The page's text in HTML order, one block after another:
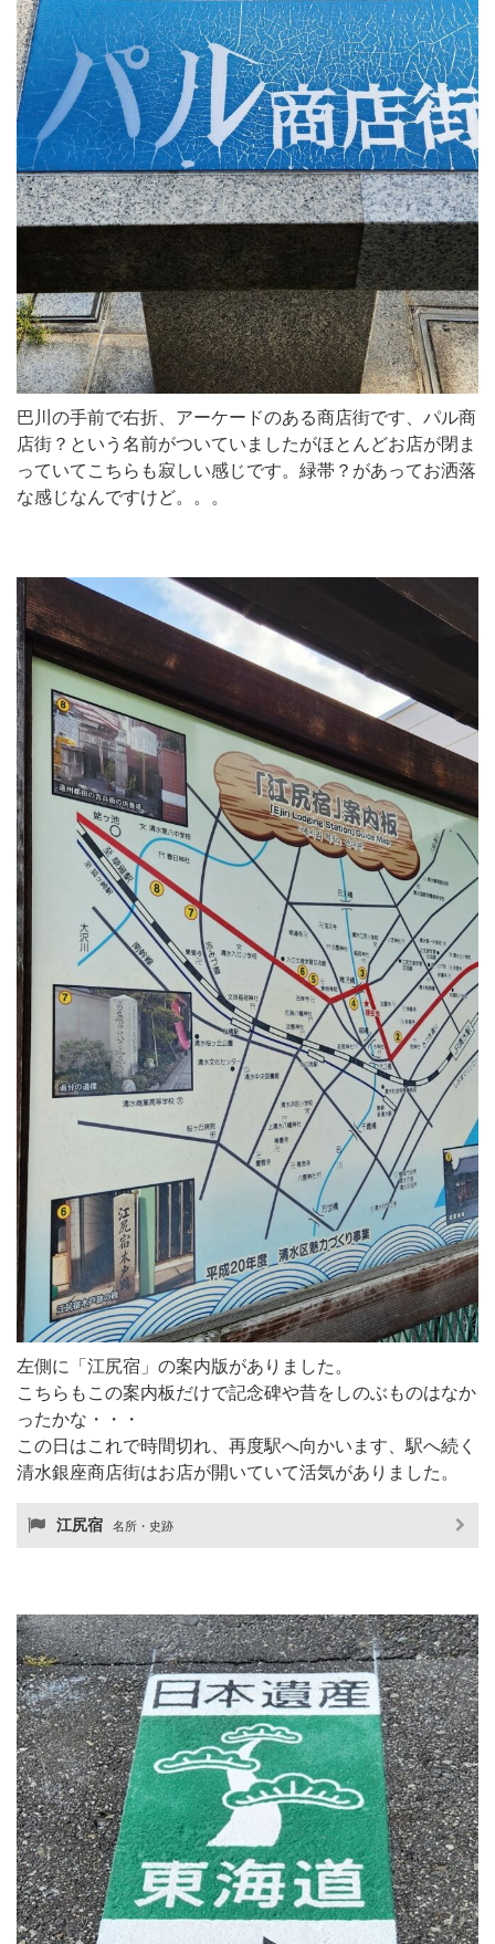
巴川の手前で右折、アーケードのある商店街です、パル商
店街？という名前がついていましたがほとんどお店が閉ま
っていてこちらも寂しい感じです。緑帯？があってお洒落
な感じなんですけど。。。
左側に「江尻宿」の案内版がありました。
こちらもこの案内板だけで記念碑や昔をしのぶものはなか
ったかな・・・
この日はこれで時間切れ、再度駅へ向かいます、駅へ続く
清水銀座商店街はお店が開いていて活気がありました。
江尻宿 名所・史跡